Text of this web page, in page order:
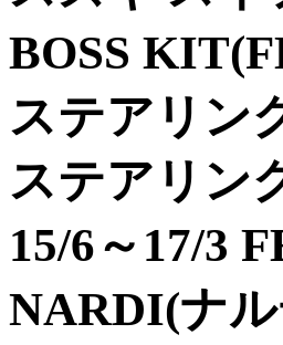
BOSS
ステアリン
ステアリン
15/6～17/3
NARDI(ナ